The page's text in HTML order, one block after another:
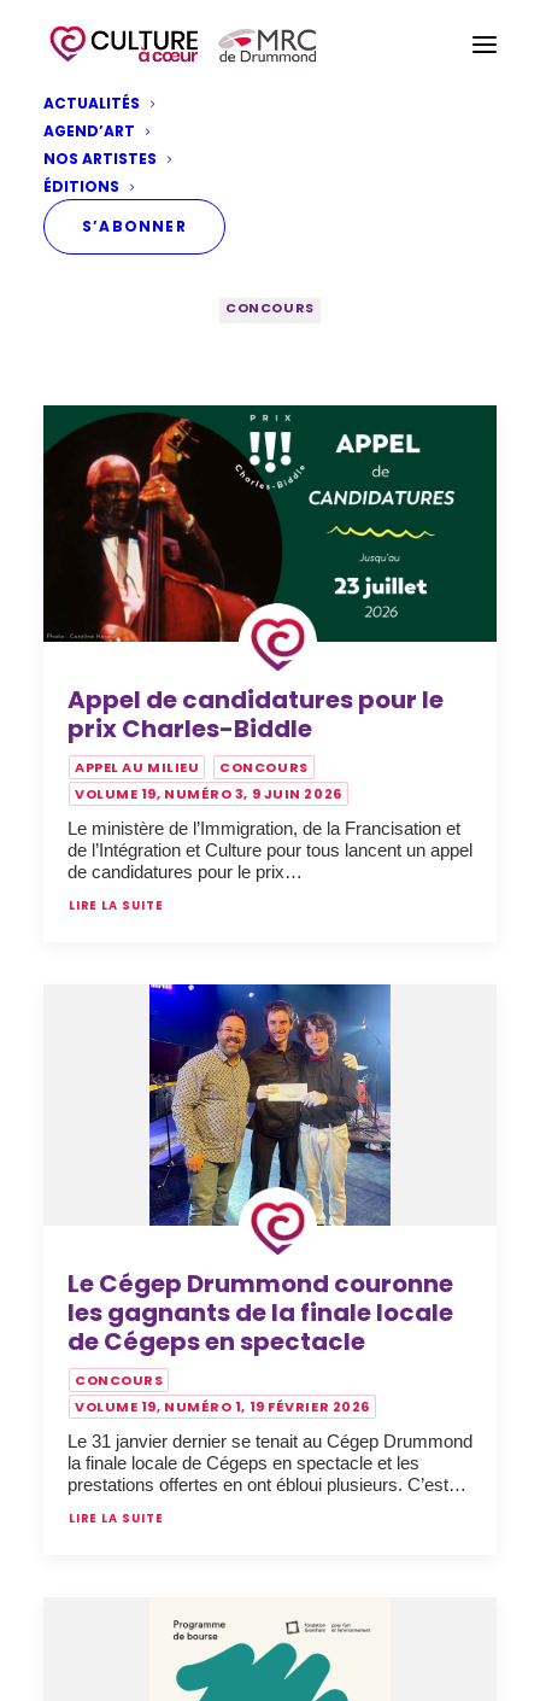
ACTUALITÉS
AGEND’ART
NOS ARTISTES
ÉDITIONS
S’ABONNER
CONCOURS
CONCOURS
Appel de candidatures pour le
prix Charles-Biddle
APPEL AU MILIEU
CONCOURS
VOLUME 19, NUMÉRO 3, 9 JUIN 2026
Le ministère de l’Immigration, de la Francisation et
de l’Intégration et Culture pour tous lancent un appel
de candidatures pour le prix…
LIRE LA SUITE
Le Cégep Drummond couronne
les gagnants de la finale locale
de Cégeps en spectacle
CONCOURS
VOLUME 19, NUMÉRO 1, 19 FÉVRIER 2026
Le 31 janvier dernier se tenait au Cégep Drummond
la finale locale de Cégeps en spectacle et les
prestations offertes en ont ébloui plusieurs. C’est…
LIRE LA SUITE